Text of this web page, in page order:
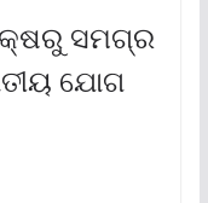
ସମଗ୍ର
ଯୋଗ